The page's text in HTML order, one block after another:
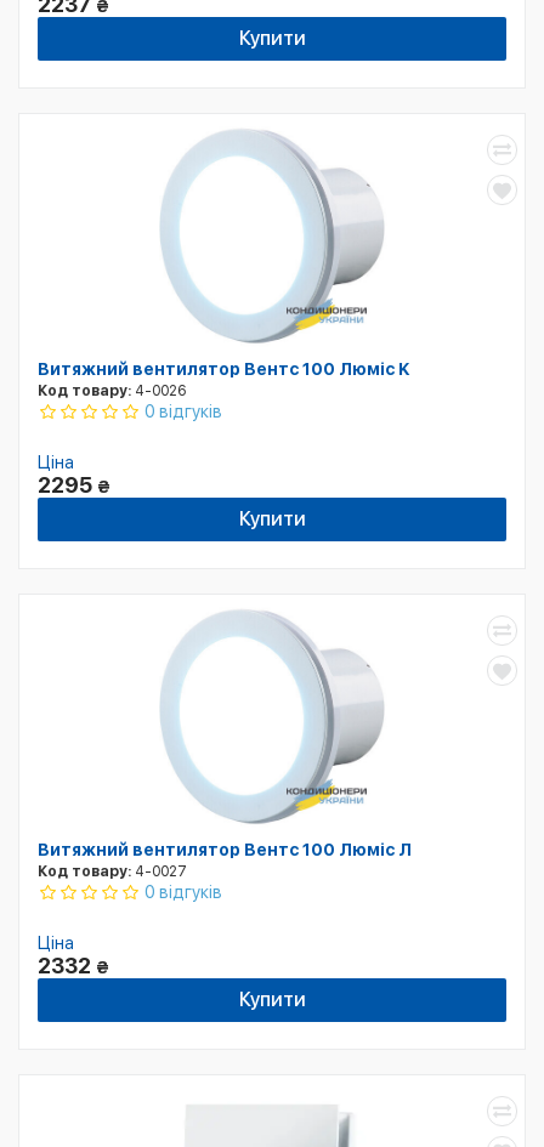
₴
Купити
Витяжний вентилятор Вентс 100 Люміс K
Код товару: 4-0026
0 відгуків
Ціна
2295 ₴
Купити
Витяжний вентилятор Вентс 100 Люміс Л
Код товару: 4-0027
0 відгуків
Ціна
2332 ₴
Купити